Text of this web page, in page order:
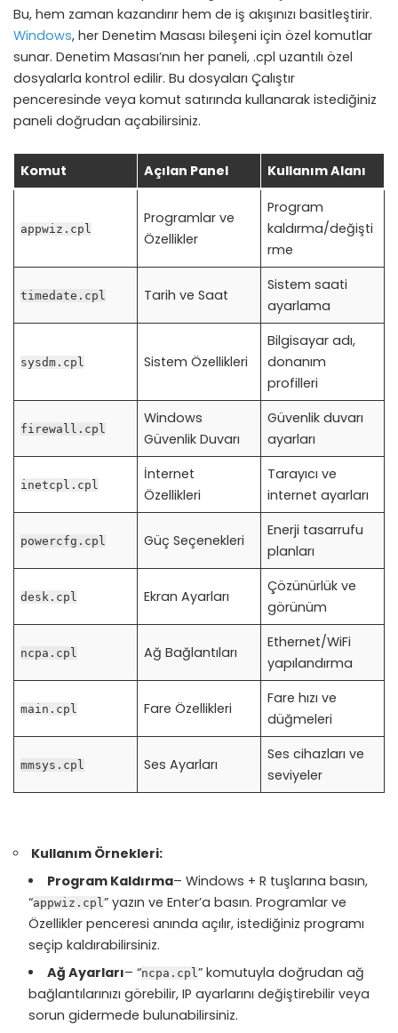
Bu, hem zaman kazandırır hem de iş akışınızı basitleştirir.
Windows, her Denetim Masası bileşeni için özel komutlar
sunar. Denetim Masası’nın her paneli, .cpl uzantılı özel
dosyalarla kontrol edilir. Bu dosyaları Çalıştır
penceresinde veya komut satırında kullanarak istediğiniz
paneli doğrudan açabilirsiniz.
Komut Açılan Panel Kullanım Alanı
appwiz.cpl
Programlar ve
Özellikler
Program
kaldırma/değişti
rme
timedate.cpl Tarih ve Saat
Sistem saati
ayarlama
sysdm.cpl Sistem Özellikleri
Bilgisayar adı,
donanım
profilleri
firewall.cpl
Windows
Güvenlik Duvarı
Güvenlik duvarı
ayarları
inetcpl.cpl
İnternet
Özellikleri
Tarayıcı ve
internet ayarları
powercfg.cpl Güç Seçenekleri
Enerji tasarrufu
planları
desk.cpl Ekran Ayarları
Çözünürlük ve
görünüm
ncpa.cpl Ağ Bağlantıları
Ethernet/WiFi
yapılandırma
main.cpl Fare Özellikleri
Fare hızı ve
düğmeleri
mmsys.cpl Ses Ayarları
Ses cihazları ve
seviyeler
Kullanım Örnekleri:
Program Kaldırma– Windows + R tuşlarına basın,
“appwiz.cpl” yazın ve Enter’a basın. Programlar ve
Özellikler penceresi anında açılır, istediğiniz programı
seçip kaldırabilirsiniz.
Ağ Ayarları– “ncpa.cpl” komutuyla doğrudan ağ
bağlantılarınızı görebilir, IP ayarlarını değiştirebilir veya
sorun gidermede bulunabilirsiniz.